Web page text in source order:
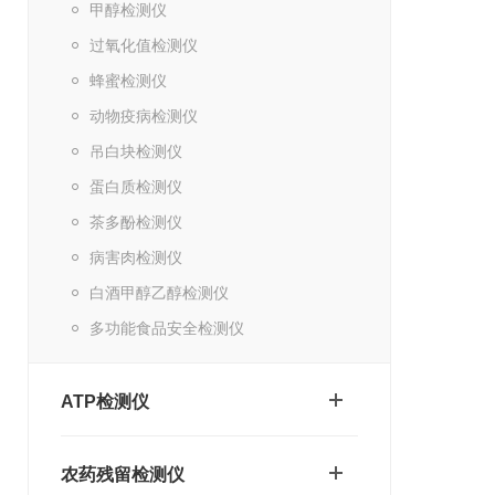
甲醇检测仪
过氧化值检测仪
蜂蜜检测仪
动物疫病检测仪
吊白块检测仪
蛋白质检测仪
茶多酚检测仪
病害肉检测仪
白酒甲醇乙醇检测仪
多功能食品安全检测仪
ATP检测仪
农药残留检测仪